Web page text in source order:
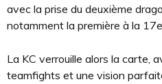
avec la prise du deuxième
notamment la première à la
La KC verrouille alors la carte,
teamfights et une vision